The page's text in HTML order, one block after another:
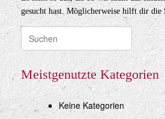
gesucht hast. Möglicherweise hilft dir die
Suche
nach:
Meistgenutzte Kategorien
Keine Kategorien